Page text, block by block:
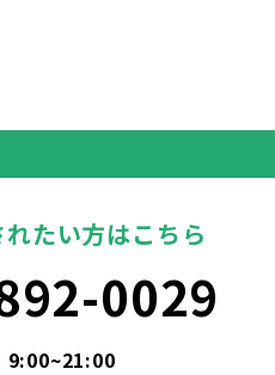
たい方はこちら
0029
9:00~21:00